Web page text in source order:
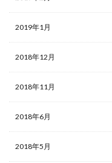
2019年1月
2018年12月
2018年11月
2018年6月
2018年5月